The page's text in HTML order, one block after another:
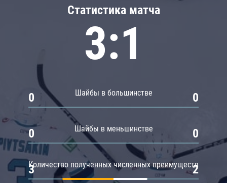
Статистика матча
3:1
Шайбы в большинстве
0 0
Шайбы в меньшинстве
0 0
Количество полученных численных преимуществ
3 2